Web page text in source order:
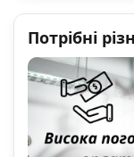
Потрібні